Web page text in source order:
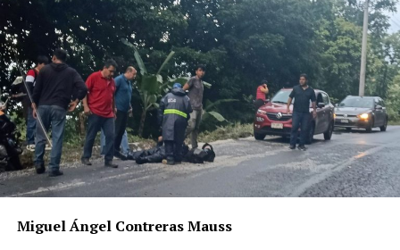
Miguel Ángel Contreras Mauss